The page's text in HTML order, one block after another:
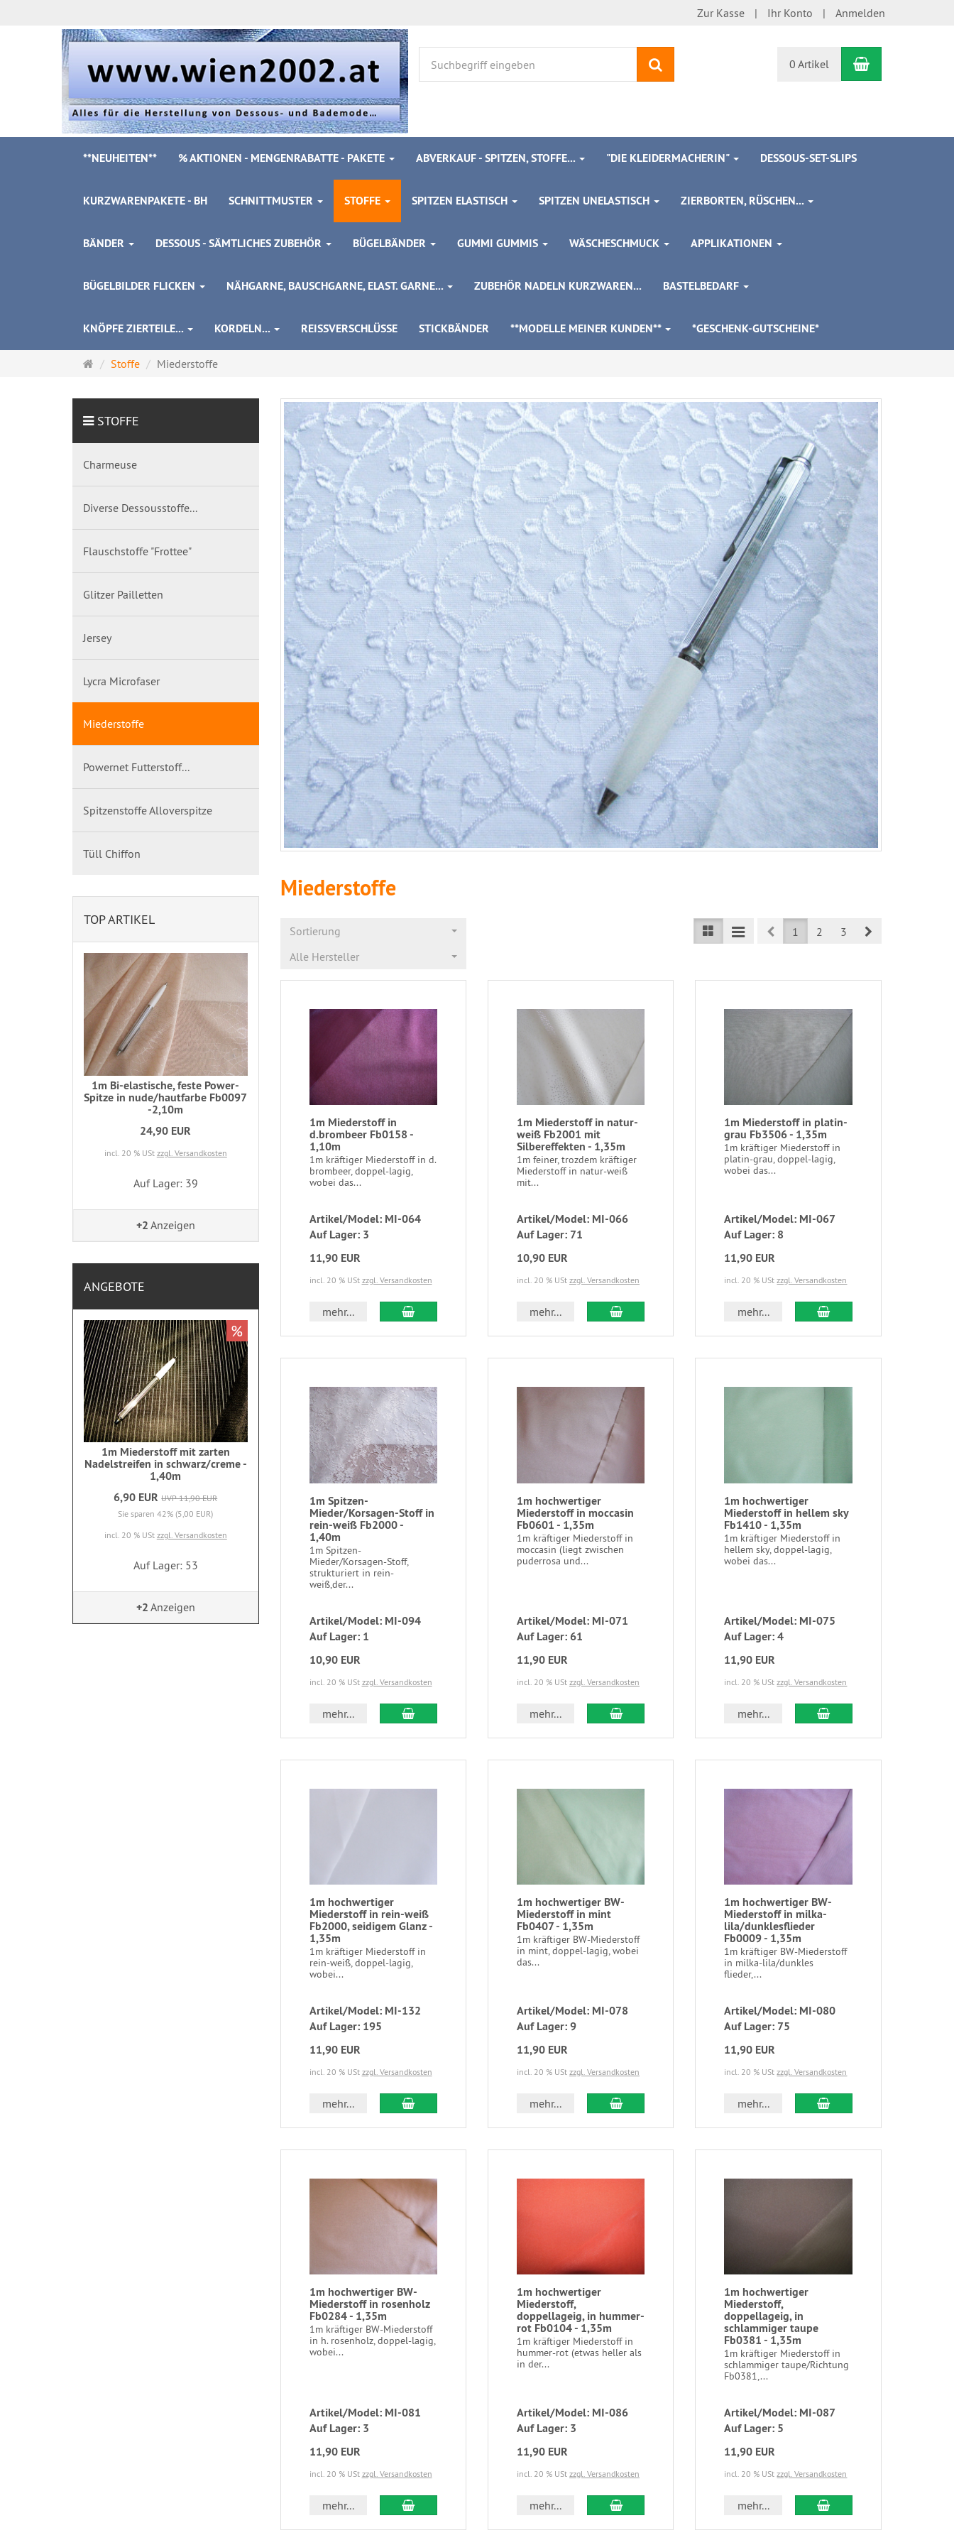
Zur Kasse Ihr Konto Anmelden
0 Artikel Warenkorb
**NEUHEITEN** % AKTIONEN - MENGENRABATTE - PAKETE ABVERKAUF - SPITZEN, STOFFE... "DIE KLEIDERMACHERIN" DESSOUS-SET-SLIPS
KURZWARENPAKETE - BH SCHNITTMUSTER STOFFE SPITZEN ELASTISCH SPITZEN UNELASTISCH ZIERBORTEN, RÜSCHEN...
BÄNDER DESSOUS - SÄMTLICHES ZUBEHÖR BÜGELBÄNDER GUMMI GUMMIS WÄSCHESCHMUCK APPLIKATIONEN
BÜGELBILDER FLICKEN NÄHGARNE, BAUSCHGARNE, ELAST. GARNE... ZUBEHÖR NADELN KURZWAREN... BASTELBEDARF
KNÖPFE ZIERTEILE... KORDELN... REISSVERSCHLÜSSE STICKBÄNDER **MODELLE MEINER KUNDEN** *GESCHENK-GUTSCHEINE*
Startseite
Stoffe Miederstoffe
Miederstoffe
Sortierung
Alle Hersteller
Prev1 2 3 Next
1m Miederstoff in
d.brombeer Fb0158 -
1,10m
1m kräftiger Miederstoff in d.
brombeer, doppel-lagig,
wobei das...
Artikel/Model: MI-064
Auf Lager: 3
11,90 EUR
incl. 20 % USt zzgl. Versandkosten
mehr...
1m Miederstoff in natur-
weiß Fb2001 mit
Silbereffekten - 1,35m
1m feiner, trozdem kräftiger
Miederstoff in natur-weiß
mit...
Artikel/Model: MI-066
Auf Lager: 71
10,90 EUR
incl. 20 % USt zzgl. Versandkosten
mehr...
1m Miederstoff in platin-
grau Fb3506 - 1,35m
1m kräftiger Miederstoff in
platin-grau, doppel-lagig,
wobei das...
Artikel/Model: MI-067
Auf Lager: 8
11,90 EUR
incl. 20 % UStzzgl. Versandkosten
mehr...
1m Spitzen-
Mieder/Korsagen-Stoff in
rein-weiß Fb2000 -
1,40m
1m Spitzen-
Mieder/Korsagen-Stoff,
strukturiert in rein-
weiß,der...
Artikel/Model: MI-094
Auf Lager: 1
10,90 EUR
incl. 20 % USt zzgl. Versandkosten
mehr...
1m hochwertiger
Miederstoff in moccasin
Fb0601 - 1,35m
1m kräftiger Miederstoff in
moccasin (liegt zwischen
puderrosa und...
Artikel/Model: MI-071
Auf Lager: 61
11,90 EUR
incl. 20 % USt zzgl. Versandkosten
mehr...
1m hochwertiger
Miederstoff in hellem sky
Fb1410 - 1,35m
1m kräftiger Miederstoff in
hellem sky, doppel-lagig,
wobei das...
Artikel/Model: MI-075
Auf Lager: 4
11,90 EUR
incl. 20 % UStzzgl. Versandkosten
mehr...
1m hochwertiger
Miederstoff in rein-weiß
Fb2000, seidigem Glanz -
1,35m
1m kräftiger Miederstoff in
rein-weiß, doppel-lagig,
wobei...
Artikel/Model: MI-132
Auf Lager: 195
11,90 EUR
incl. 20 % USt zzgl. Versandkosten
mehr...
1m hochwertiger BW-
Miederstoff in mint
Fb0407 - 1,35m
1m kräftiger BW-Miederstoff
in mint, doppel-lagig, wobei
das...
Artikel/Model: MI-078
Auf Lager: 9
11,90 EUR
incl. 20 % USt zzgl. Versandkosten
mehr...
1m hochwertiger BW-
Miederstoff in milka-
lila/dunklesflieder
Fb0009 - 1,35m
1m kräftiger BW-Miederstoff
in milka-lila/dunkles
flieder,...
Artikel/Model: MI-080
Auf Lager: 75
11,90 EUR
incl. 20 % UStzzgl. Versandkosten
mehr...
1m hochwertiger BW-
Miederstoff in rosenholz
Fb0284 - 1,35m
1m kräftiger BW-Miederstoff
in h. rosenholz, doppel-lagig,
wobei...
Artikel/Model: MI-081
Auf Lager: 3
11,90 EUR
incl. 20 % USt zzgl. Versandkosten
mehr...
1m hochwertiger
Miederstoff,
doppellageig, in hummer-
rot Fb0104 - 1,35m
1m kräftiger Miederstoff in
hummer-rot (etwas heller als
in der...
Artikel/Model: MI-086
Auf Lager: 3
11,90 EUR
incl. 20 % USt zzgl. Versandkosten
mehr...
1m hochwertiger
Miederstoff,
doppellageig, in
schlammiger taupe
Fb0381 - 1,35m
1m kräftiger Miederstoff in
schlammiger taupe/Richtung
Fb0381,...
Artikel/Model: MI-087
Auf Lager: 5
11,90 EUR
incl. 20 % UStzzgl. Versandkosten
mehr...
STOFFE
Charmeuse
Diverse Dessousstoffe...
Flauschstoffe "Frottee"
Glitzer Pailletten
Jersey
Lycra Microfaser
Miederstoffe
Powernet Futterstoff...
Spitzenstoffe Alloverspitze
Tüll Chiffon
TOP ARTIKEL
1m Bi-elastische, feste Power-
Spitze in nude/hautfarbe Fb0097
-2,10m
24,90 EUR
incl. 20 % USt zzgl. Versandkosten
Auf Lager: 39
+2 Anzeigen
ANGEBOTE
1m Miederstoff mit zarten
Nadelstreifen in schwarz/creme -
1,40m
6,90 EUR UVP 11,90 EUR
Sie sparen 42% (5,00 EUR)
incl. 20 % USt zzgl. Versandkosten
Auf Lager: 53
%
+2 Anzeigen